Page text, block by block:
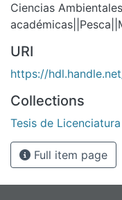
Ciencias
URI
https://
Collections
Tesis de
Full item page